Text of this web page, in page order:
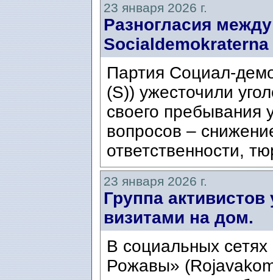
23 января 2026 г.
Разногласия
Socialdemokraterna
Партия Социал-
(S)) ужесточили
своего пребывания
вопросов –
ответственности,
23 января 2026 г.
Группа
визитами на дом.
В социальных сетях
Рожавы»